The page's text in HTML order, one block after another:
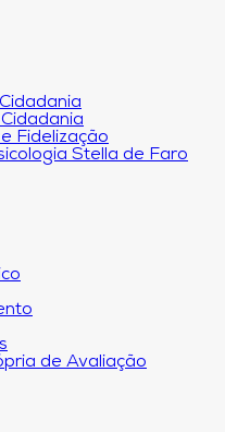
Fidelização
Stella de Faro
de Avaliação